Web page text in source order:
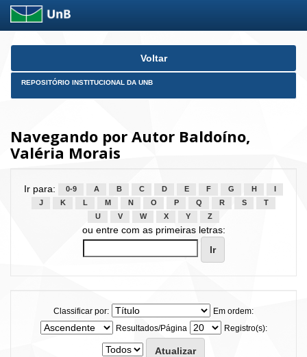
Skip
Voltar
REPOSITÓRIO INSTITUCIONAL DA UNB
Navegando por Autor Baldoíno,
Valéria Morais
Ir para: 0-9 A B C D E F G H
J
K L M N O P Q R S
T
U
V W X Y Z
ou entre com as primeiras letras:
Classificar por:
Em ordem:
Resultados/Página
Registro(s):